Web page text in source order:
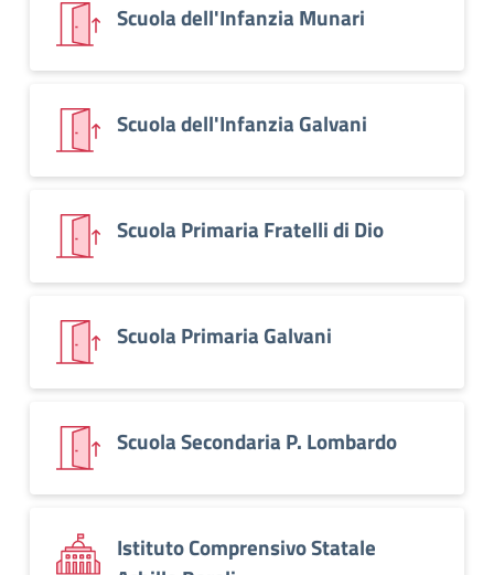
Scuola dell'Infanzia Munari
Scuola dell'Infanzia Galvani
Scuola Primaria Fratelli di Dio
Scuola Primaria Galvani
Scuola Secondaria P. Lombardo
Istituto Comprensivo Statale